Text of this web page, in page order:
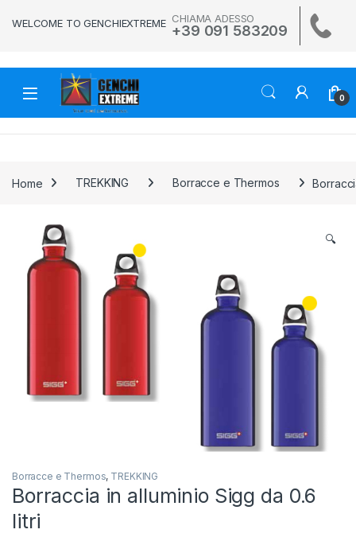
WELCOME TO GENCHIEXTREME CHIAMA ADESSO
+39 091 583209
0
Home TREKKING Borracce e Thermos
🔍
Borracce e Thermos, TREKKING
Borraccia in alluminio Sigg da 0.6
litri